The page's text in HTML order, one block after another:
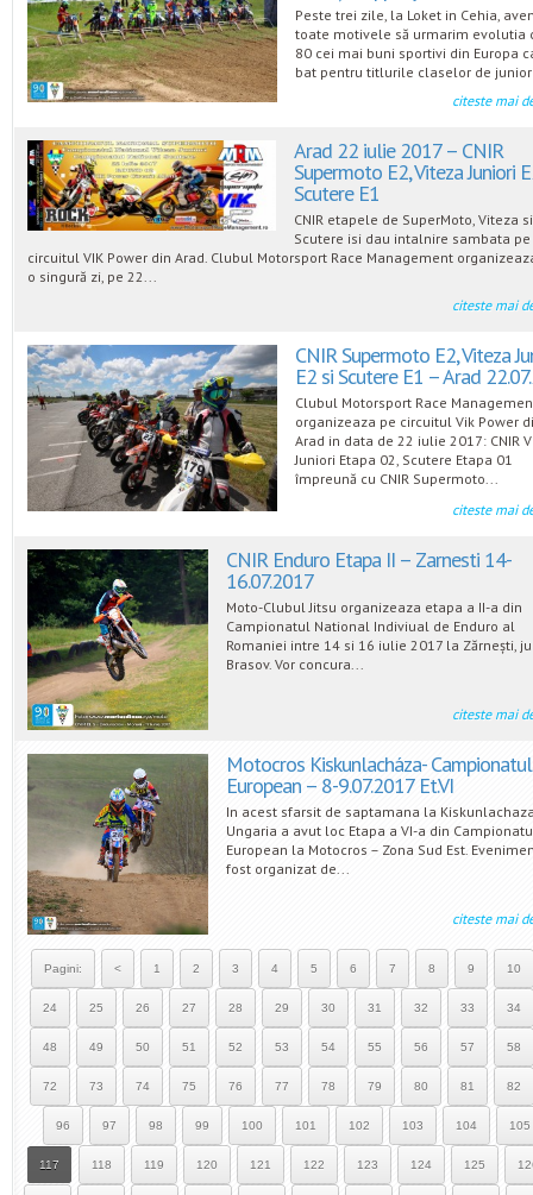
Peste trei zile, la Loket in Cehia,
toate motivele să urmarim evolutia
80 cei mai buni sportivi din Europa
bat pentru titlurile claselor de
citeste mai
Arad 22 iulie 2017 – CNIR
Supermoto E2, Viteza Juniori
Scutere E1
CNIR etapele de SuperMoto, Viteza si
Scutere isi dau intalnire sambata pe
circuitul VIK Power din Arad. Clubul Motorsport Race Management
o singură zi, pe 22...
citeste mai
CNIR Supermoto E2, Viteza
E2 si Scutere E1 – Arad
Clubul Motorsport Race
organizeaza pe circuitul Vik Power
Arad in data de 22 iulie 2017: CNIR
Juniori Etapa 02, Scutere Etapa 01
împreună cu CNIR Supermoto...
citeste mai
CNIR Enduro Etapa II – Zarnesti 14-
16.07.2017
Moto-Clubul Jitsu organizeaza etapa a II-a din
Campionatul National Indiviual de Enduro al
Romaniei intre 14 si 16 iulie 2017 la Zărnești,
Brasov. Vor concura...
citeste mai
Motocros Kiskunlacháza- Campionatul
European – 8-9.07.2017 Et.VI
In acest sfarsit de saptamana la
Ungaria a avut loc Etapa a VI-a din
European la Motocros – Zona Sud Est.
fost organizat de...
citeste mai
Pagini: < 1 2 3 4 5 6 7 8 9 10
24 25 26 27 28 29 30 31 32 33 34
48 49 50 51 52 53 54 55 56 57 58
72 73 74 75 76 77 78 79 80 81 82
96 97 98 99 100 101 102 103 104 105
117 118 119 120 121 122 123 124 125